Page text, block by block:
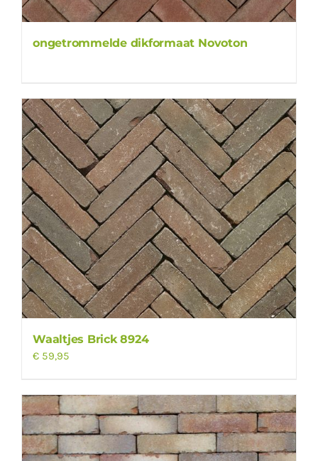
ongetrommelde dikformaat Novoton
Waaltjes Brick 8924
€ 59,95